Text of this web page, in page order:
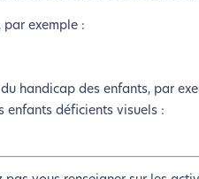
par exemple :
handicap des enfants, par
enfants déficients visuels :